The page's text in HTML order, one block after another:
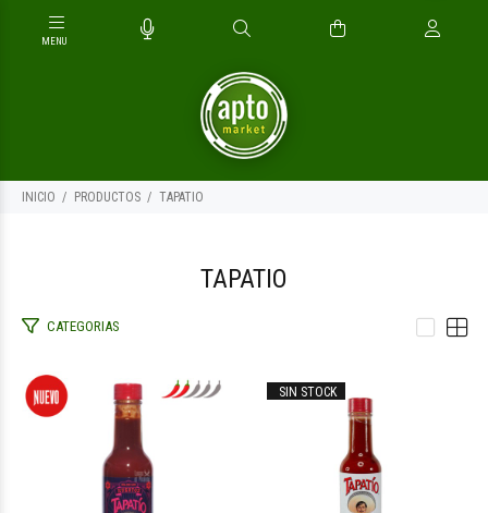
INICIO PRODUCTOS TAPATIO
TAPATIO
CATEGORIAS
SIN STOCK